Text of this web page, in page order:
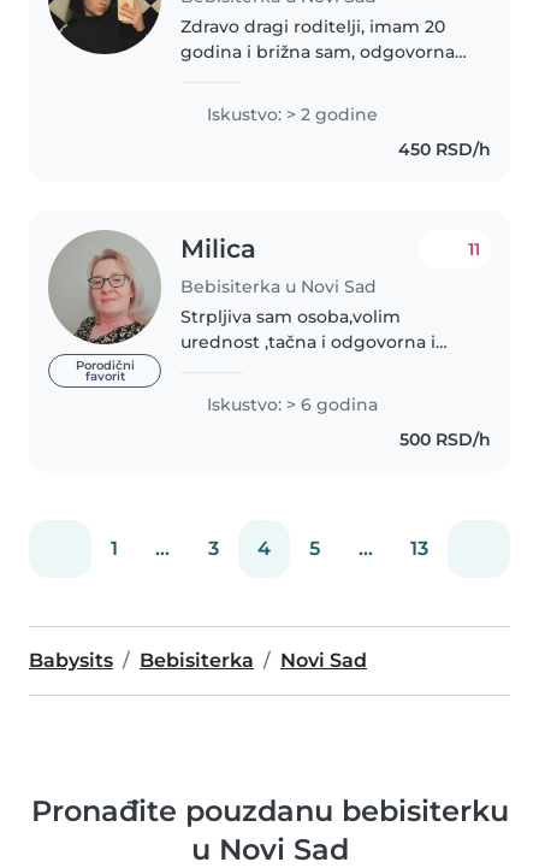
Zdravo dragi roditelji, imam 20
godina i brižna sam, odgovorna i
uživa u radu sa decom. Bavim se
glumom, što mi pomaže da kroz
Iskustvo: > 2 godine
450 RSD/h
Porodični
favorit
Milica
Bebisiterka u Novi Sad
11
Strpljiva sam osoba,volim
urednost ,tačna i odgovorna i
da uradim ako sam u
mogućnosti.Volim decu i imam
strpljenja njima da se posvetim.
Iskustvo: > 6 godina
500 RSD/h
1 ... 3 4 5 ... 13
Babysits Bebisiterka Novi Sad
Pronađite pouzdanu bebisiterku
u Novi Sad